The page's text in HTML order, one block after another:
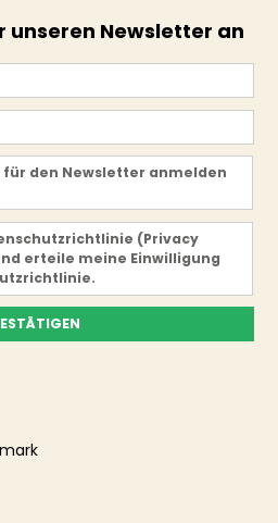
unseren Newsletter an
den Newsletter anmelden
(Privacy
erteile meine Einwilligung